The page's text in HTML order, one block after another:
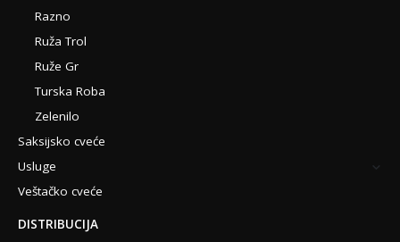
Razno
Ruža Trol
Ruže Gr
Turska Roba
Zelenilo
Saksijsko cveće
Usluge
Veštačko cveće
DISTRIBUCIJA